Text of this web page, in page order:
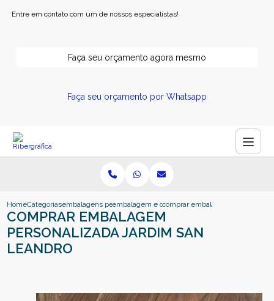
Entre em contato com um de nossos especialistas!
Faça seu orçamento agora mesmo
Faça seu orçamento por Whatsapp
HomeCategoriasembalagens personalizadasembalagem e commerce personalizada
comprar embalagem
COMPRAR EMBALAGEM
PERSONALIZADA JARDIM SAN
LEANDRO